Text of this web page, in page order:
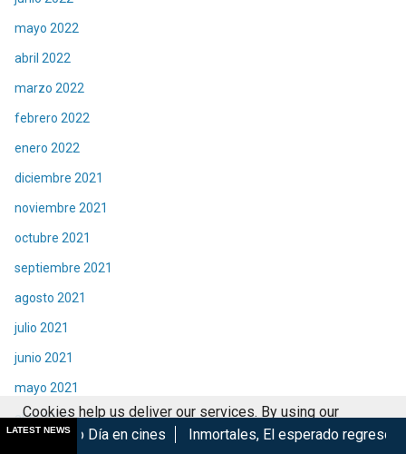
mayo 2022
abril 2022
marzo 2022
febrero 2022
enero 2022
diciembre 2021
noviembre 2021
octubre 2021
septiembre 2021
agosto 2021
julio 2021
junio 2021
mayo 2021
abril 2021
LATEST NEWS
cines Inmortales, El esperado regreso de Izu... Marvel
Cookies help us deliver our services. By using our
services, you agree to our use of cookies.
Got it